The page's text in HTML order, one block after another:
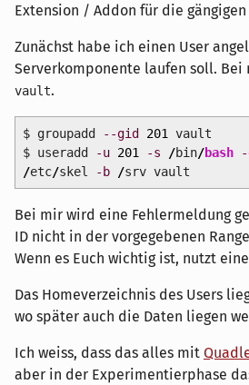
Extension / Addon für die gängigen
Zunächst habe ich einen User
Serverkomponente laufen soll. Bei
vault.
$ groupadd --gid 201 vault
$ useradd
-u 201 -s /bin/bash
/etc/skel -b /srv vault
Bei mir wird eine Fehlermeldung
ID nicht in der vorgegebenen
Wenn es Euch wichtig ist, nutzt
Das Homeverzeichnis des Users
wo später auch die Daten liegen
Ich weiss, dass das alles mit
aber in der Experimentierphase